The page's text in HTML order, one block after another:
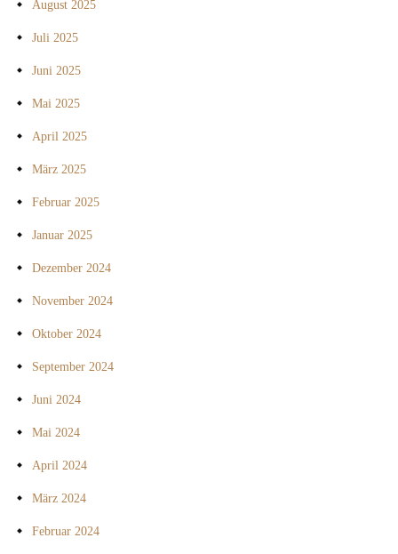
August 2025
Juli 2025
Juni 2025
Mai 2025
April 2025
März 2025
Februar 2025
Januar 2025
Dezember 2024
November 2024
Oktober 2024
September 2024
Juni 2024
Mai 2024
April 2024
März 2024
Februar 2024